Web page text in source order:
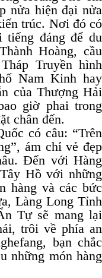
nửa hiện đại nửa
trúc. Nơi đó có
tiếng đáng để du
Hoàng, cầu
Truyền hình
Nam Kinh hay
của Thượng Hải
giờ phai trong
chân đến.
có câu: “Trên
ám chỉ vẻ đẹp
Đến với Hàng
Hồ với những
hàng và các bức
Làng Long Tỉnh
Tự sẽ mang lại
trôi về phía an
bạn chắc
những món hàng